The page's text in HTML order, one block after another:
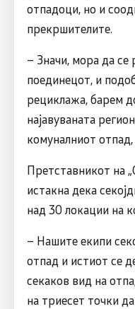
отпадоци, но и
прекршителите.
– Значи, мора да се
поединецот, и
рециклажа, барем
најавуваната
комуналниот
Претставникот на
истакна дека
над 30 локации на
– Нашите екипи
отпад и истиот се
секаков вид на
на триесет точки